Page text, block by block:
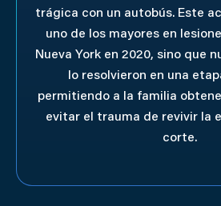
trágica con un autobús. Este
uno de los mayores en
Nueva York en 2020, sino que
lo resolvieron en una
permitiendo a la familia
evitar el trauma de revivir la
corte.